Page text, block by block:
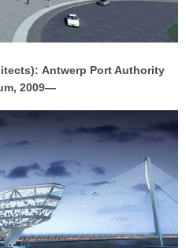
Antwerp Port Authority
2009—